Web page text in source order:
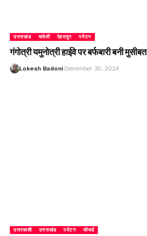
उत्तराखंड चमोली देहरादून पर्यटन
गंगोत्री यमुनोत्री हाईवे पर बर्फबारी बनी मुसीबत
Lokesh Badoni December 30, 2024
उत्तरकाशी उत्तराखंड पर्यटन फीचर्ड